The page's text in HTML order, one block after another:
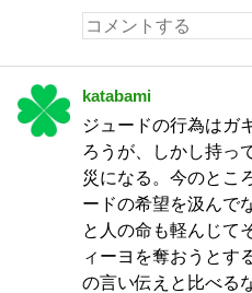
katabami
ジュードの行為はガ
ろうが、しかし持っ
災になる。今のとこ
ードの希望を汲んで
と人の命も軽んじて
ィーヨを奪おうとす
の言い伝えと比べる